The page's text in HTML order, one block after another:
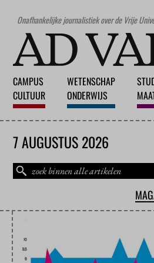
Onafhankelijke journalistiek over de Vrije
CAMPUS
CULTUUR
WETENSCHAP
ONDERWIJS
7 AUGUSTUS 2026